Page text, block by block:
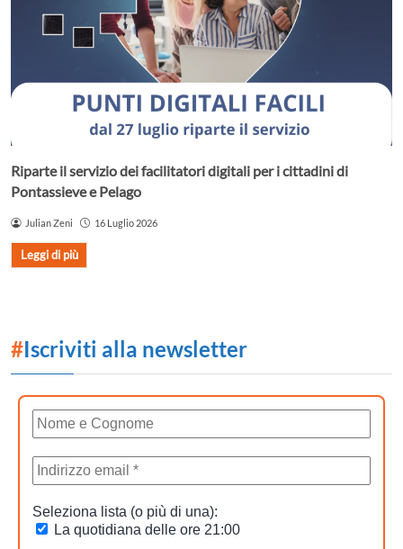
Riparte il servizio dei facilitatori digitali per i cittadini di
Pontassieve e Pelago
Julian Zeni 16 Luglio 2026
Leggi di più
#Iscriviti alla newsletter